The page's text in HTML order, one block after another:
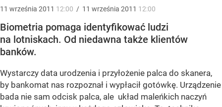
11 września 2011 12:00 / 11 września 2011 12:00
Biometria pomaga identyfikować ludzi
na lotniskach. Od niedawna także klientów
banków.
Wystarczy data urodzenia i przyłożenie palca do skanera,
by bankomat nas rozpoznał i wypłacił gotówkę. Urządzenie
bada nie sam odcisk palca, ale układ maleńkich naczyń